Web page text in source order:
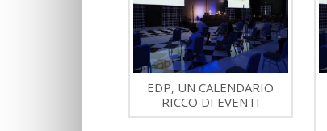
EDP, UN CALENDARIO
RICCO DI EVENTI